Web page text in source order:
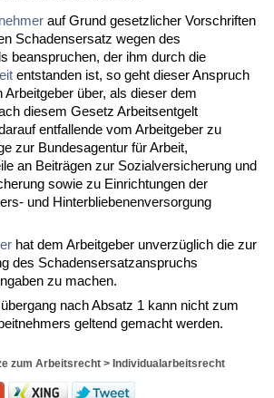
auf Grund gesetzlicher Vorschriften
Schadensersatz wegen des
beanspruchen, der ihm durch die
entstanden ist, so geht dieser Anspruch
Arbeitgeber über, als dieser dem
diesem Gesetz Arbeitsentgelt
entfallende vom Arbeitgeber zu
zur Bundesagentur für Arbeit,
an Beiträgen zur Sozialversicherung und
sowie zu Einrichtungen der
und Hinterbliebenenversorgung
hat dem Arbeitgeber unverzüglich die zur
des Schadensersatzanspruchs
zu machen.
nach Absatz 1 kann nicht zum
geltend gemacht werden.
zum Arbeitsrecht > Individualarbeitsrecht